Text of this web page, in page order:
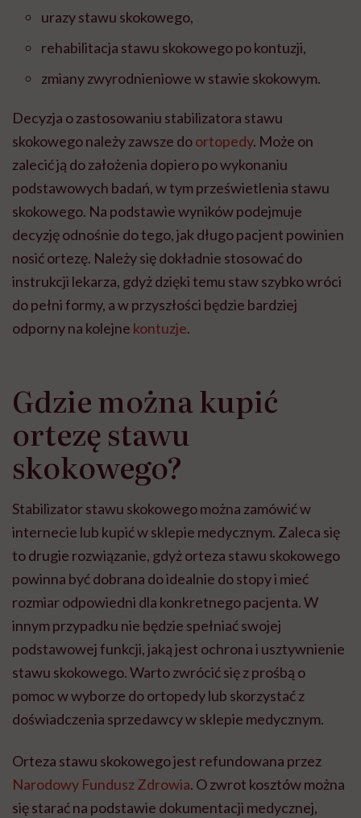
urazy stawu skokowego,
rehabilitacja stawu skokowego po kontuzji,
zmiany zwyrodnieniowe w stawie skokowym.
Decyzja o zastosowaniu stabilizatora stawu
skokowego należy zawsze doortopedy. Może on
zalecić ją do założenia dopiero po wykonaniu
podstawowych badań, w tym prześwietlenia stawu
skokowego. Na podstawie wyników podejmuje
decyzję odnośnie do tego, jak długo pacjent powinien
nosić ortezę. Należy się dokładnie stosować do
instrukcji lekarza, gdyż dzięki temu staw szybko wróci
do pełni formy, a w przyszłości będzie bardziej
odporny na kolejne kontuzje.
Gdzie można kupić
ortezę stawu
skokowego?
Stabilizator stawu skokowego można zamówić w
internecie lub kupić w sklepie medycznym. Zaleca się
to drugie rozwiązanie, gdyż orteza stawu skokowego
powinna być dobrana do idealnie do stopy i mieć
rozmiar odpowiedni dla konkretnego pacjenta. W
innym przypadku nie będzie spełniać swojej
podstawowej funkcji, jaką jest ochrona i usztywnienie
stawu skokowego. Warto zwrócić się z prośbą o
pomoc w wyborze do ortopedy lub skorzystać z
doświadczenia sprzedawcy w sklepie medycznym.
Orteza stawu skokowego jest refundowana przez
Narodowy Fundusz Zdrowia. O zwrot kosztów można
się starać na podstawie dokumentacji medycznej,